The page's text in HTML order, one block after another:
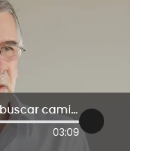
“Se debe dialogar y buscar caminos”: Eduardo Verano sobre marchas en el país
03:09